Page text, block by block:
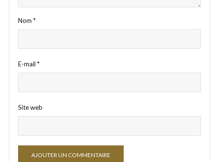
Nom *
E-mail *
Site web